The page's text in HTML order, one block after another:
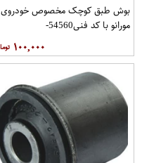
بوش طبق کوچک مخصوص خودروی
مورانو با کد فنی54560-
۱۰۰,۰۰۰